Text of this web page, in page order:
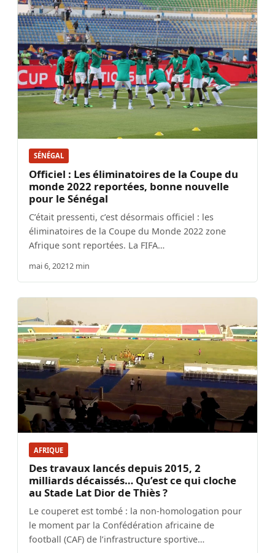
SÉNÉGAL
Officiel : Les éliminatoires de la Coupe du
monde 2022 reportées, bonne nouvelle
pour le Sénégal
C’était pressenti, c’est désormais officiel : les
éliminatoires de la Coupe du Monde 2022 zone
Afrique sont reportées. La FIFA…
mai 6, 20212 min
AFRIQUE
Des travaux lancés depuis 2015, 2
milliards décaissés… Qu’est ce qui cloche
au Stade Lat Dior de Thiès ?
Le couperet est tombé : la non-homologation pour
le moment par la Confédération africaine de
football (CAF) de l’infrastructure sportive…